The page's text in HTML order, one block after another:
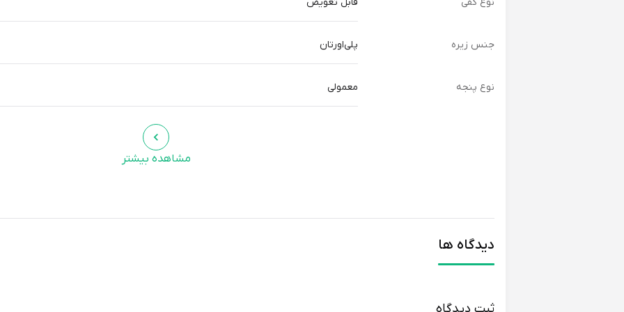
جنس زیره پلی‌اورتان
نوع پنجه معمولی
مشاهده بیشتر
دیدگاه ها